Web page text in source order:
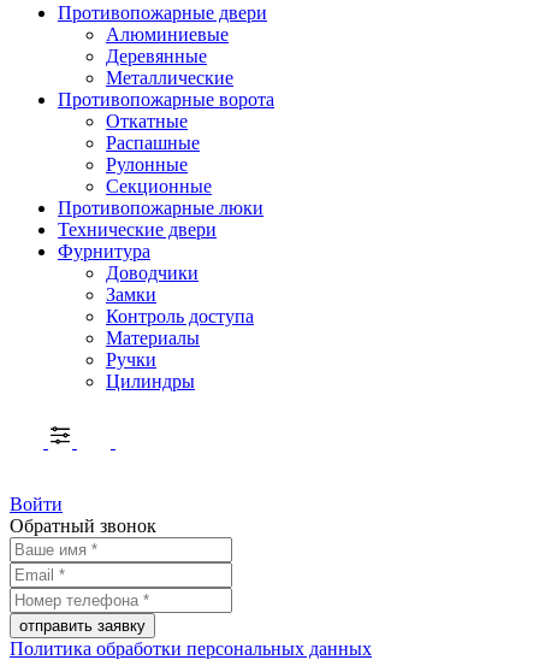
Противопожарные двери
Алюминиевые
Деревянные
Металлические
Противопожарные ворота
Откатные
Распашные
Рулонные
Секционные
Противопожарные люки
Технические двери
Фурнитура
Доводчики
Замки
Контроль доступа
Материалы
Ручки
Цилиндры
Войти
Обратный звонок
Политика обработки персональных данных